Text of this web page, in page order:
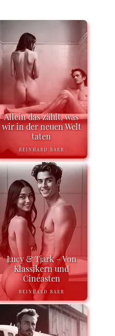
Allein das zählt, was
wir in der neuen Welt
taten
REINHARD BAER
Lucy & Tjark – Von
Klassikern und
Cineasten
REINHARD BAER